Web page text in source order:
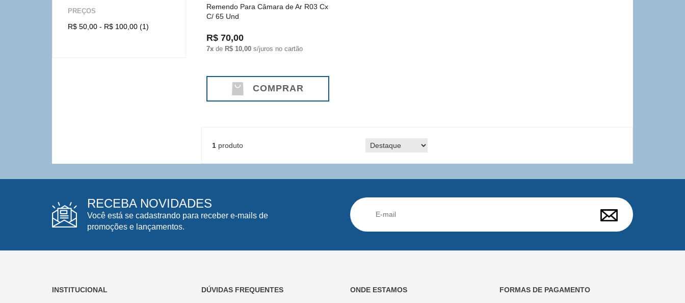
PREÇOS
R$ 50,00 - R$ 100,00 (1)
Remendo Para Câmara de Ar R03 Cx
C/ 65 Und
R$ 70,00
7xde R$ 10,00s/juros no cartão
COMPRAR
1produto
RECEBA NOVIDADES
Você está se cadastrando para receber e-mails de
promoções e lançamentos.
INSTITUCIONAL DÚVIDAS FREQUENTES ONDE ESTAMOS FORMAS DE PAGAMENTO